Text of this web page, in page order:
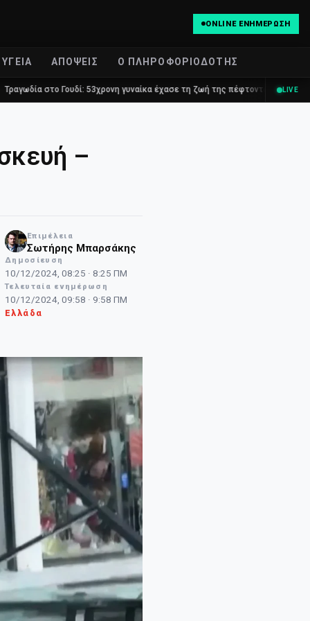
ONLINE ΕΝΗΜΈΡΩΣΗ
ΥΓΕΊΑ ΑΠΌΨΕΙΣ Ο ΠΛΗΡΟΦΟΡΙΟΔΌΤΗΣ
53χρονη γυναίκα έχασε τη ζωή της πέφτοντας στο κενό από τον LIVE
–
NT Επιμέλεια
Σωτήρης Μπαρσάκης
Δημοσίευση
10/12/2024, 08:25 · 8:25 ΠΜ
Τελευταία ενημέρωση
10/12/2024, 09:58 · 9:58 ΠΜ
Ελλάδα